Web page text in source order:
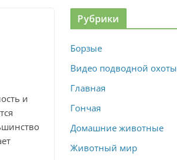
и
Рубрики
Борзые
Видео подводной охоты
Главная
Гончая
Домашние животные
Животный мир